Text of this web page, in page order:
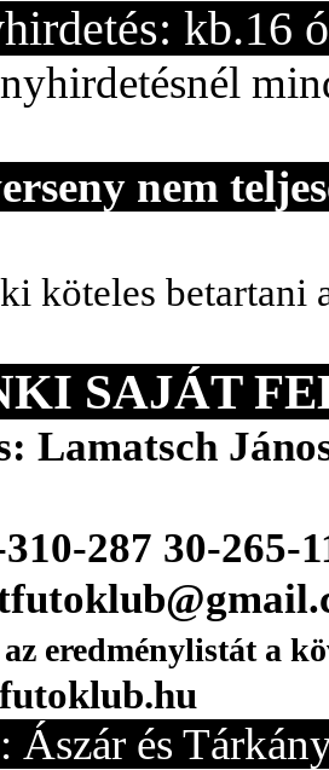
kb.16
nem
köteles betartani
SAJÁT
Lamatsch
287 30-265-
eredménylistát a
Ászár és